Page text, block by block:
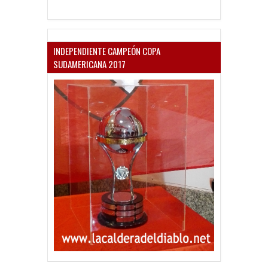
INDEPENDIENTE CAMPEÓN COPA
SUDAMERICANA 2017